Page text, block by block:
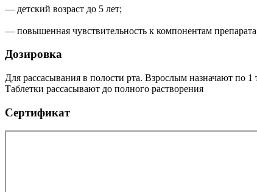
— детский возраст до 5 лет;
— повышенная чувствительность к компонентам препарата
Дозировка
Для рассасывания в полости рта. Взрослым назначают по 1
Таблетки рассасывают до полного растворения
Сертификат